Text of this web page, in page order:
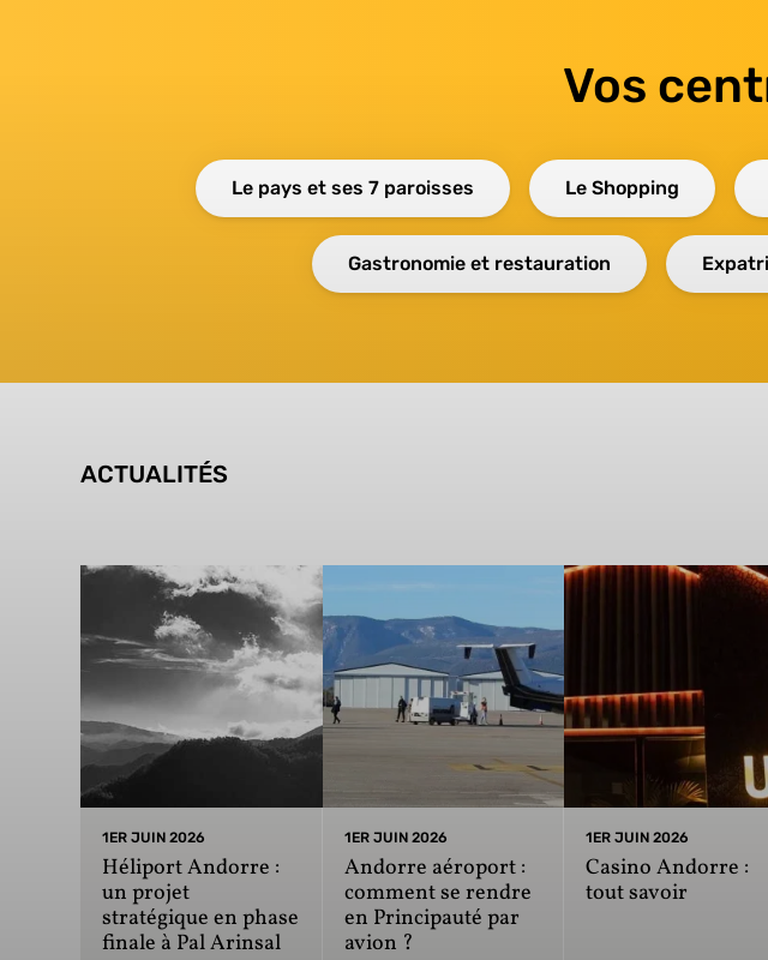
Vos
Le pays et ses 7 paroisses Le Shopping
Gastronomie et restauration
ACTUALITÉS
1ER JUIN 2026
Héliport Andorre :
un projet
stratégique en phase
finale à Pal Arinsal
1ER JUIN 2026
Andorre aéroport :
comment se rendre
en Principauté par
avion ?
1ER JUIN 2026
Casino Andorre :
tout savoir